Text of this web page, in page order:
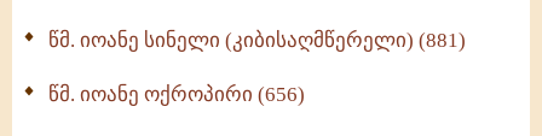
წმ. იოანე სინელი (კიბისაღმწერელი) (881)
წმ. იოანე ოქროპირი (656)